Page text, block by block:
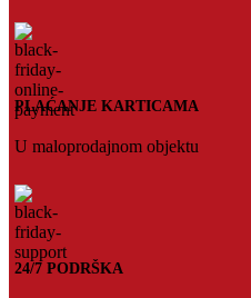
PLAĆANJE KARTICAMA
U maloprodajnom objektu
24/7 PODRŠKA